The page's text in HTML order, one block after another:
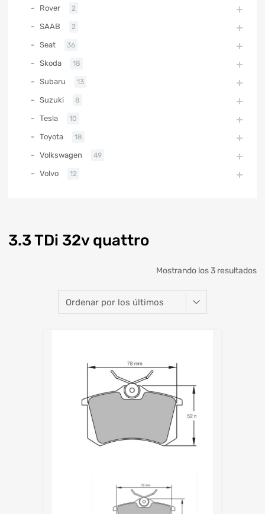
3.3 TDi 32v quattro
Mostrando los 3 resultados
Rover 2
SAAB 2
Seat 36
Skoda 18
Subaru 13
Suzuki 8
Tesla 10
Toyota 18
Volkswagen 49
Volvo 12